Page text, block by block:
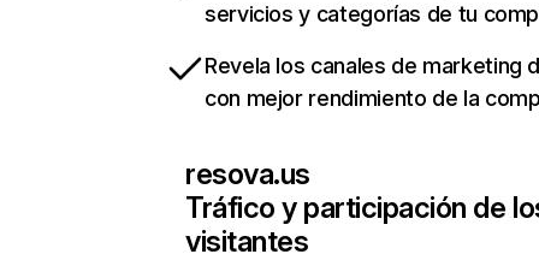
servicios y categorías de tu
Revela los canales de marketing
con mejor rendimiento de la
resova.us
Tráfico y participación de
visitantes